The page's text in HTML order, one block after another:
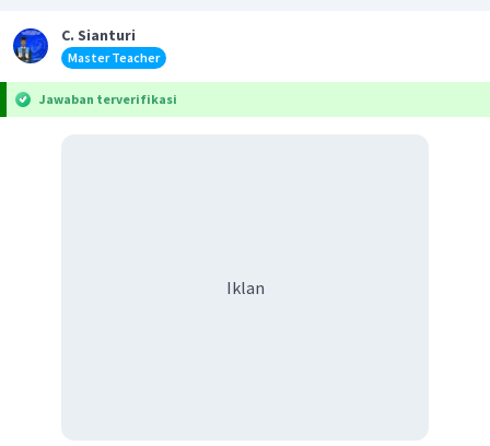
C. Sianturi
Master Teacher
Jawaban terverifikasi
Iklan